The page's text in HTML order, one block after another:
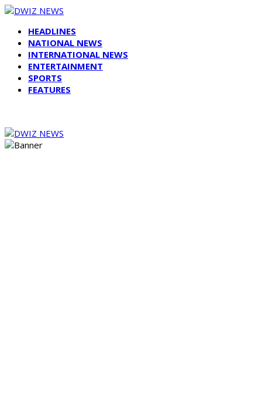
HEADLINES
NATIONAL NEWS
INTERNATIONAL NEWS
ENTERTAINMENT
SPORTS
FEATURES